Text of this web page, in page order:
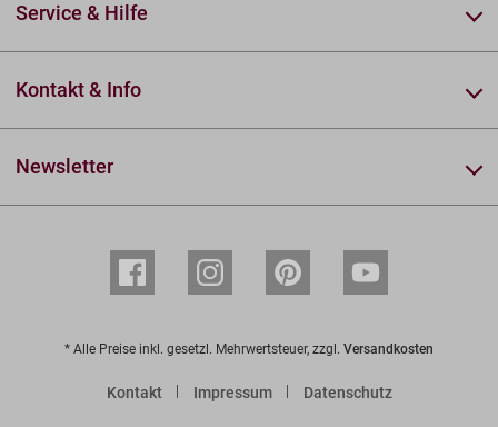
Service & Hilfe
Kontakt & Info
Newsletter
* Alle Preise inkl. gesetzl. Mehrwertsteuer, zzgl. Versandkosten
Kontakt Impressum Datenschutz